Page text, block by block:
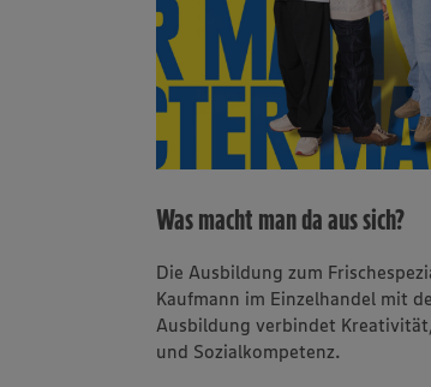
Was macht man da aus sich?
Die Ausbildung zum
Kaufmann im Einzelhandel mit
Ausbildung verbindet
und Sozialkompetenz.